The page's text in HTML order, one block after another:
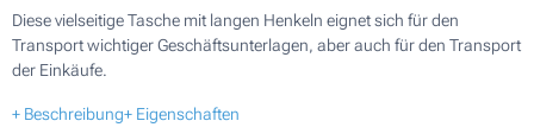
Diese vielseitige Tasche mit langen Henkeln eignet sich für den
Transport wichtiger Geschäftsunterlagen, aber auch für den Transport
der Einkäufe.
+ Beschreibung+ Eigenschaften